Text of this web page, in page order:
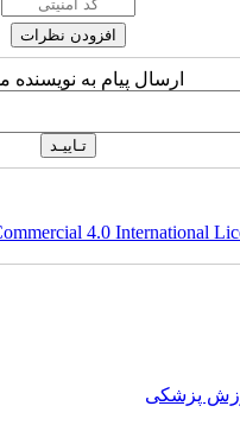
ارسال پیام به
4.0 International
پزشکی